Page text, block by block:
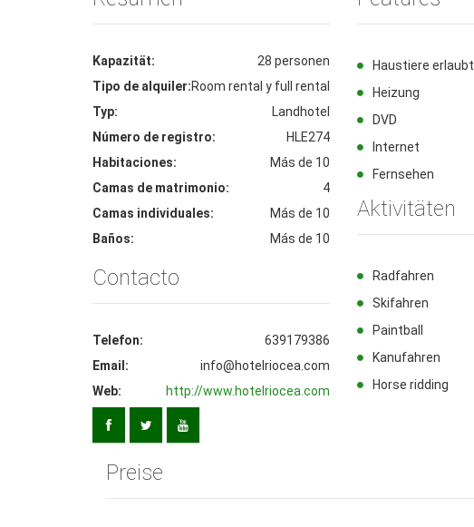
Kapazität:
28 personen
Tipo de alquiler:Room rental y full rental
Typ:
Landhotel
Número de registro:
HLE274
Habitaciones:
Más de 10
Camas de matrimonio:
4
Camas individuales:
Más de 10
Baños:
Más de 10
Contacto
Telefon:
639179386
Email:
info@hotelriocea.com
Web:
http://www.hotelriocea.com
Haustiere erlaubt
Heizung
DVD
Internet
Fernsehen
Aktivitäten
Radfahren
Skifahren
Paintball
Kanufahren
Horse ridding
Preise